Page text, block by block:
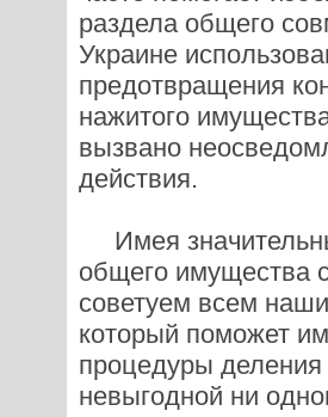
раздела общего
Украине
предотвращения
нажитого
вызвано
действия.
Имея
общего имущества
советуем всем
который поможет
процедуры
невыгодной ни